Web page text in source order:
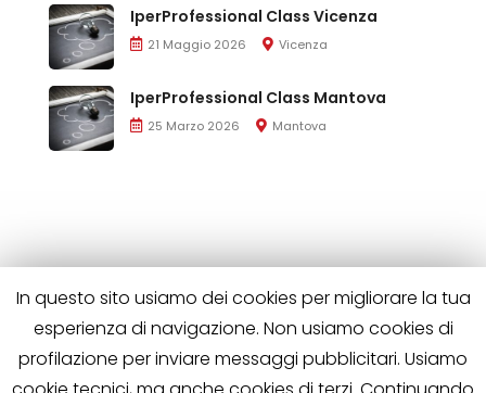
IperProfessional Class Vicenza
21 Maggio 2026 Vicenza
IperProfessional Class Mantova
25 Marzo 2026 Mantova
In questo sito usiamo dei cookies per migliorare la tua
esperienza di navigazione. Non usiamo cookies di
profilazione per inviare messaggi pubblicitari. Usiamo